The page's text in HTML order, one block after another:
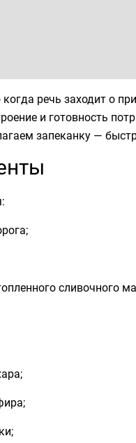
когда речь заходит о
и готовность
запеканку —
сливочного